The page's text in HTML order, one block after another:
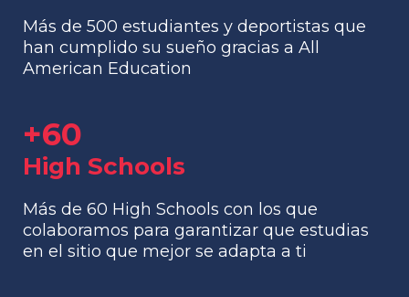
Más de 500 estudiantes y deportistas que
han cumplido su sueño gracias a All
American Education
+60
High Schools
Más de 60 High Schools con los que
colaboramos para garantizar que estudias
en el sitio que mejor se adapta a ti